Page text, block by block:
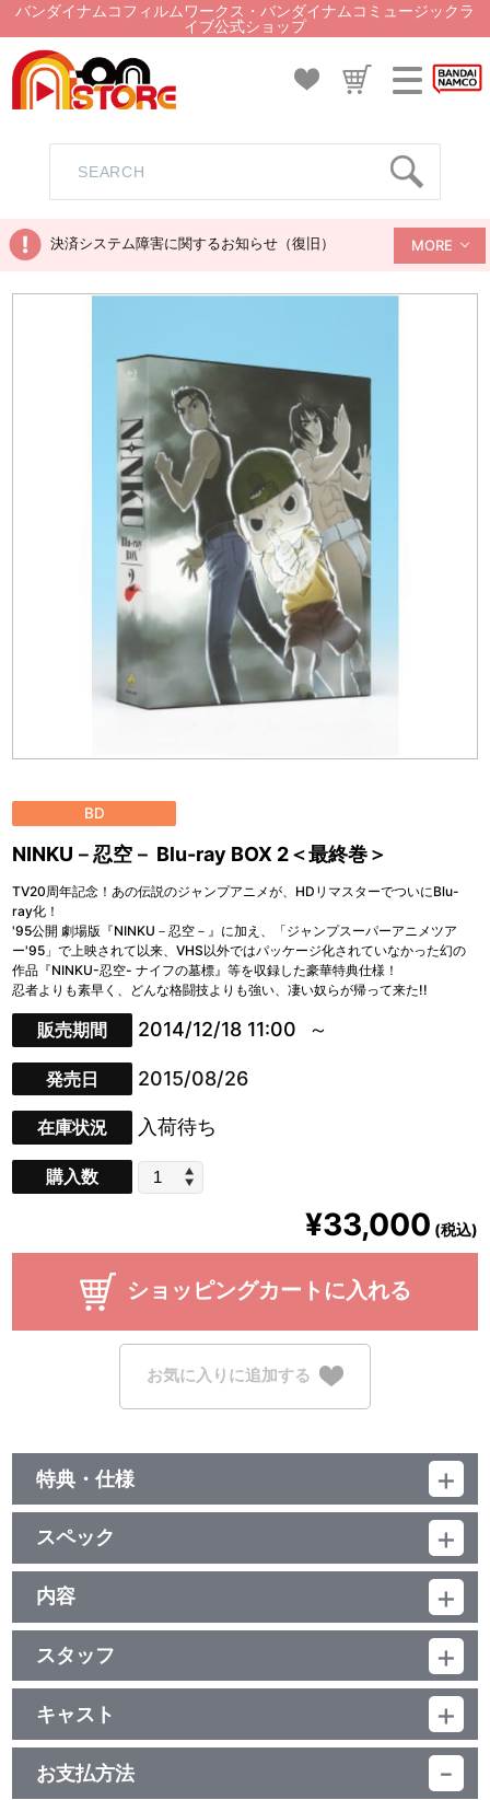
バンダイナムコフィルムワークス・バンダイナムコミュージックラ
イブ公式ショップ
決済システム障害に関するお知らせ（復旧） MORE
BD
NINKU－忍空－ Blu-ray BOX 2＜最終巻＞
TV20周年記念！あの伝説のジャンプアニメが、HDリマスターでついにBlu-
ray化！
'95公開 劇場版『NINKU－忍空－』に加え、「ジャンプスーパーアニメツア
ー'95」で上映されて以来、VHS以外ではパッケージ化されていなかった幻の
作品『NINKU-忍空- ナイフの墓標』等を収録した豪華特典仕様！
忍者よりも素早く、どんな格闘技よりも強い、凄い奴らが帰って来た!!
販売期間 2014/12/18 11:00
発売日 2015/08/26
在庫状況 入荷待ち
購入数
¥33,000 (税込)
ショッピングカートに入れる
お気に入りに追加する
特典・仕様
映像特典
◆ジャンプスーパーアニメツアー'95『NINKU－忍空－ナイフの墓
標』（34分）
◆'95公開 劇場版『NINKU－忍空－』（26分）
◆ノンテロップOP『輝きは君の中に』
◆ノンテロップED 『それでも明日はやってくる』 『空の名前』
音声特典
新録キャストオーディオコメンタリー
・劇場版『NINKU－忍空－』松本梨香、真殿光昭、小杉十郎太、林
原めぐみ
スペック
品番：BCXA-0980
ジャンル：TVアニメ+劇場公開アニメ
（本編638分＋特典65分）／ﾘﾆｱPCM(ﾓﾉﾗﾙ・一部ｽﾃﾚｵ)／AVC／
BD50G×4枚／4:3<1080p High Definition>・映像特典の一部16:9
＜1080p High Definition＞／カラー／確703分／2巻
内容
制作年度：1995-1996年
【TVシリーズ第29話～第55話収録】
第29話「天空龍現る！」／第30話「姿なき狙撃者」／第31話「包
囲網を破れ」／第32話「目覚めろ赤雷！！」
第33話「危機への序章」／第34話「死を呼ぶ幻！」／第35話「大
空の勇者！」／第36話「謎の少年！！」
第37話「別れの約束」／第38話「風水の岬！」／第39話「砕けた
氷！？天空龍再び！！」／第40話「技激突！霧使いVS風使い」
スタッフ
原作：桐山光侍（集英社「週刊少年ジャンプ」連載）／監督：阿部
紀之（現：阿部記之）／シリーズ構成：橋本裕志／キャラクターデ
ザイン：西尾鉄也・北山真理／美術デザイン：池田祐二／美術監
督：高田茂祝／撮影監督：福島敏行／音楽：本間勇輔／音響監督：
水本 完／制作：フジテレビ・読売広告社・ぴえろ
キャスト
風助：松本梨香／藍眺：真殿光昭／橙次：小杉十郎太／里穂子：林
原めぐみ／ヒロユキ：鈴木勝美／バサラ（黄純）：松本保典／赤
雷：石田 彰／アジラダ：西村知道／メキラ：平松晶子／コウチン：
お支払方法